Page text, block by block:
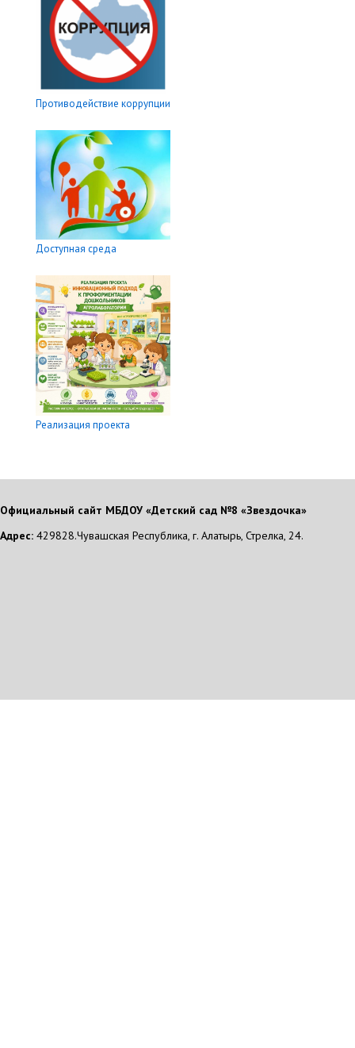
Противодействие коррупции
Доступная среда
Реализация проекта
Официальный сайт МБДОУ «Детский сад №8 «Звездочка»
Адрес: 429828.Чувашская Республика, г. Алатырь, Стрелка, 24.